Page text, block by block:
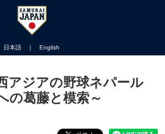
日本語 ｜ English
アジアの野球ネパール
の葛藤と模索～